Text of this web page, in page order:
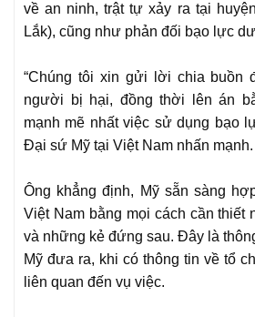
về an ninh, trật tự xảy ra tại
Lắk), cũng như phản đối bạo lực
“Chúng tôi xin gửi lời chia buồn
người bị hại, đồng thời lên án
mạnh mẽ nhất việc sử dụng bạo
Đại sứ Mỹ tại Việt Nam nhấn mạnh.
Ông khẳng định, Mỹ sẵn sàng
Việt Nam bằng mọi cách cần thiết
và những kẻ đứng sau. Đây là
Mỹ đưa ra, khi có thông tin về tổ
liên quan đến vụ việc.